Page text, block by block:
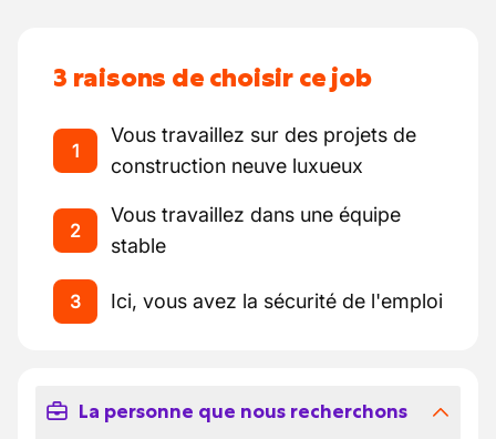
3 raisons de choisir ce job
1
Vous travaillez sur des projets de
construction neuve luxueux
2
Vous travaillez dans une équipe
stable
3 Ici, vous avez la sécurité de l'emploi
La personne que nous recherchons